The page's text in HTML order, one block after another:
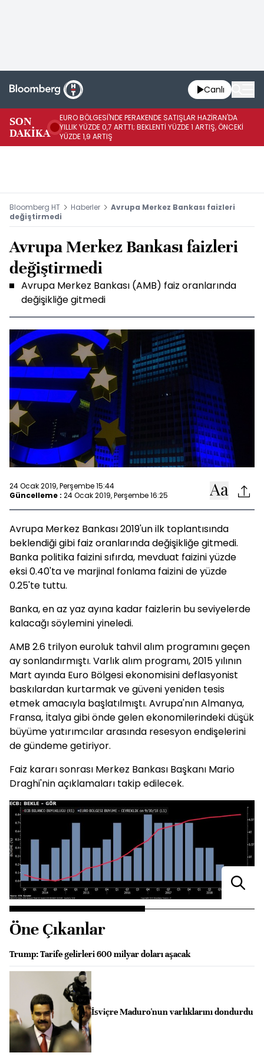
Canlı
SON
DAKİKA
EURO BÖLGESİ'NDE PERAKENDE SATIŞLAR HAZİRAN'DA
YILLIK YÜZDE 0,7 ARTTI; BEKLENTİ YÜZDE 1 ARTIŞ, ÖNCEKİ
YÜZDE 1,9 ARTIŞ
Bloomberg HT Haberler
Avrupa Merkez Bankası faizleri
değiştirmedi
Avrupa Merkez Bankası faizleri
değiştirmedi
Avrupa Merkez Bankası (AMB) faiz oranlarında
değişikliğe gitmedi
24 Ocak 2019, Perşembe 15:44
Güncelleme : 24 Ocak 2019, Perşembe 16:25
Avrupa Merkez Bankası 2019'un ilk toplantısında
beklendiği gibi faiz oranlarında değişikliğe gitmedi.
Banka politika faizini sıfırda, mevduat faizini yüzde
eksi 0.40'ta ve marjinal fonlama faizini de yüzde
0.25'te tuttu.
Banka, en az yaz ayına kadar faizlerin bu seviyelerde
kalacağı söylemini yineledi.
AMB 2.6 trilyon euroluk tahvil alım programını geçen
ay sonlandırmıştı. Varlık alım programı, 2015 yılının
Mart ayında Euro Bölgesi ekonomisini deflasyonist
baskılardan kurtarmak ve güveni yeniden tesis
etmek amacıyla başlatılmıştı. Avrupa'nın Almanya,
Fransa, İtalya gibi önde gelen ekonomilerindeki düşük
büyüme yatırımcılar arasında resesyon endişelerini
de gündeme getiriyor.
Faiz kararı sonrası Merkez Bankası Başkanı Mario
Draghi'nin açıklamaları takip edilecek.
Öne Çıkanlar
Trump: Tarife gelirleri 600 milyar doları aşacak
İsviçre Maduro'nun varlıklarını dondurdu